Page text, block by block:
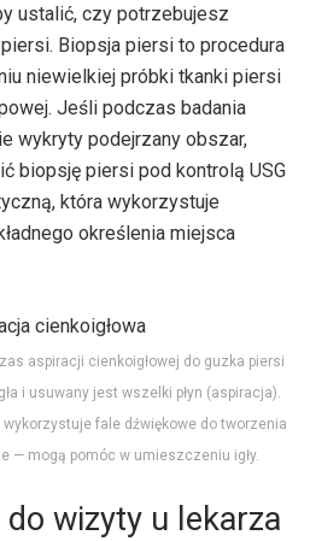
ustalić, czy potrzebujesz
Biopsja piersi to procedura
niewielkiej próbki tkanki piersi
Jeśli podczas badania
wykryty podejrzany obszar,
biopsję piersi pod kontrolą USG
która wykorzystuje
określenia miejsca
aspiracji cienkoigłowej do guzka piersi
i usuwany jest wszelki płyn (aspiracja).
fale dźwiękowe do tworzenia
— mogą pomóc w umieszczeniu igły.
wizyty u lekarza